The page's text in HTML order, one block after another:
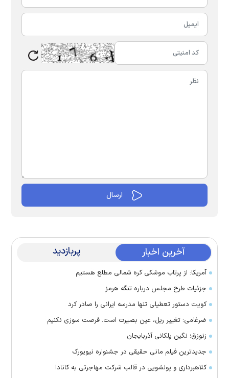
آخرین اخبار پربازدید
آمریکا: از پرتاب موشکی کره شمالی مطلع هستیم
جزئیات طرح مجلس درباره تنگه هرمز
کویت دستور تعطیلی تنها مدرسه ایرانی را صادر کرد
ضرغامی: تغییر ریل، عین بصیرت است. فرصت سوزی نکنیم
زنوزق؛ نگین پلکانی آذربایجان
جدیدترین فیلم مانی حقیقی در جشنواره نیویورک
کلاهبرداری و پولشویی در قالب شرکت مهاجرتی به کانادا